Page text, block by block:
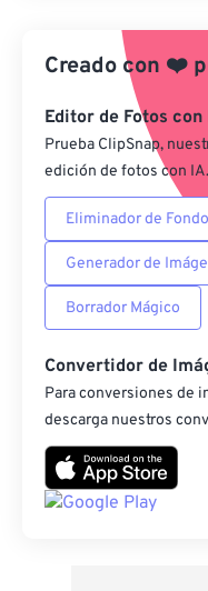
Aplicar desde
Guardar como
Creado con ❤️
Editor de Fotos con
Prueba ClipSnap,
edición de fotos con IA.
Eliminador de Fondo
Generador de
Borrador Mágico
Convertidor de
Para conversiones de
descarga nuestros